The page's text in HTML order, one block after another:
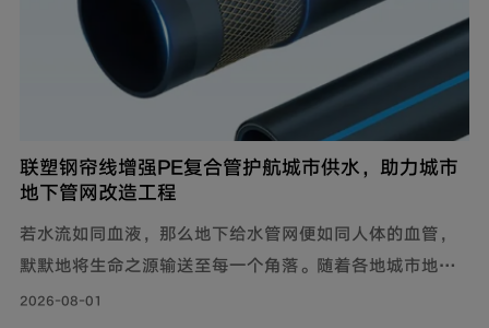
联塑钢帘线增强PE复合管护航城市供水，助力城市
地下管网改造工程
若水流如同血液，那么地下给水管网便如同人体的血管，
默默地将生命之源输送至每一个角落。随着各地城市地下
管网改造工程持续落地，老旧管线迭代升级，联塑给水用
2026-08-01